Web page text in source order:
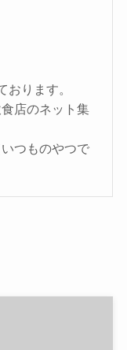
おります。
店のネット集
つものやつで